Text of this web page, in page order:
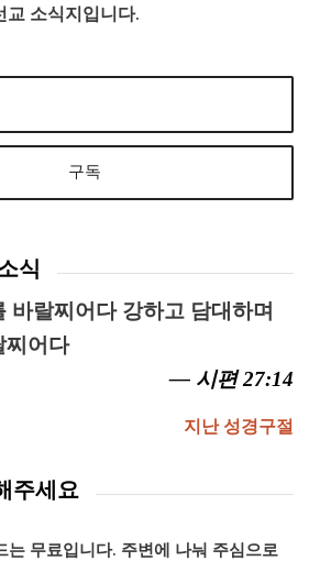
교 소식지입니다.
식
바랄찌어다 강하고 담대하며
찌어다
— 시편 27:14
지난 성경구절
주세요
는 무료입니다. 주변에 나눠 주심으로